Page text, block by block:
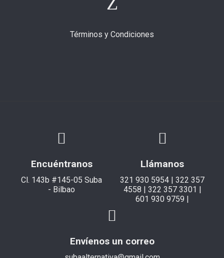
Términos y Condiciones
Encuéntranos
Cl. 143b #145-05 Suba
- Bilbao
Llámanos
321 930 5954 | 322 357
4558 | 322 357 3301 |
601 930 9759 |
Envíenos un correo